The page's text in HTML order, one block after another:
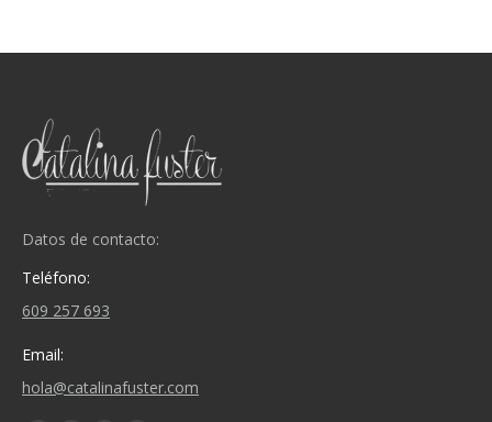
Datos de contacto:
Teléfono:
609 257 693
Email:
hola@catalinafuster.com